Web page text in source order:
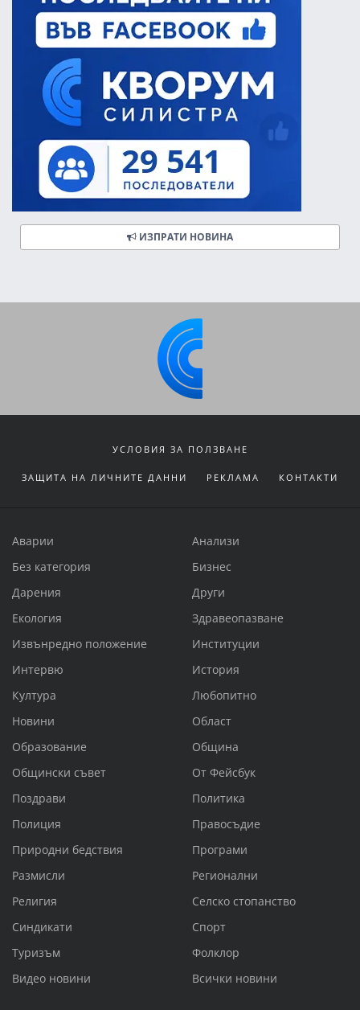
ИЗПРАТИ НОВИНА
УСЛОВИЯ ЗА ПОЛЗВАНЕ
ЗАЩИТА НА ЛИЧНИТЕ ДАННИ РЕКЛАМА КОНТАКТИ
Аварии
Анализи
Без категория
Бизнес
Дарения
Други
Екология
Здравеопазване
Извънредно положение
Институции
Интервю
История
Култура
Любопитно
Новини
Област
Образование
Община
Общински съвет
От Фейсбук
Поздрави
Политика
Полиция
Правосъдие
Природни бедствия
Програми
Размисли
Регионални
Религия
Селско стопанство
Синдикати
Спорт
Туризъм
Фолклор
Видео новини
Всички новини